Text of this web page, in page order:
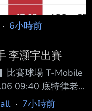
6小時前
李灝宇出賽
賽球場 T-Mobile
09:40 底特律老
RBI SB BB
· 7小時前